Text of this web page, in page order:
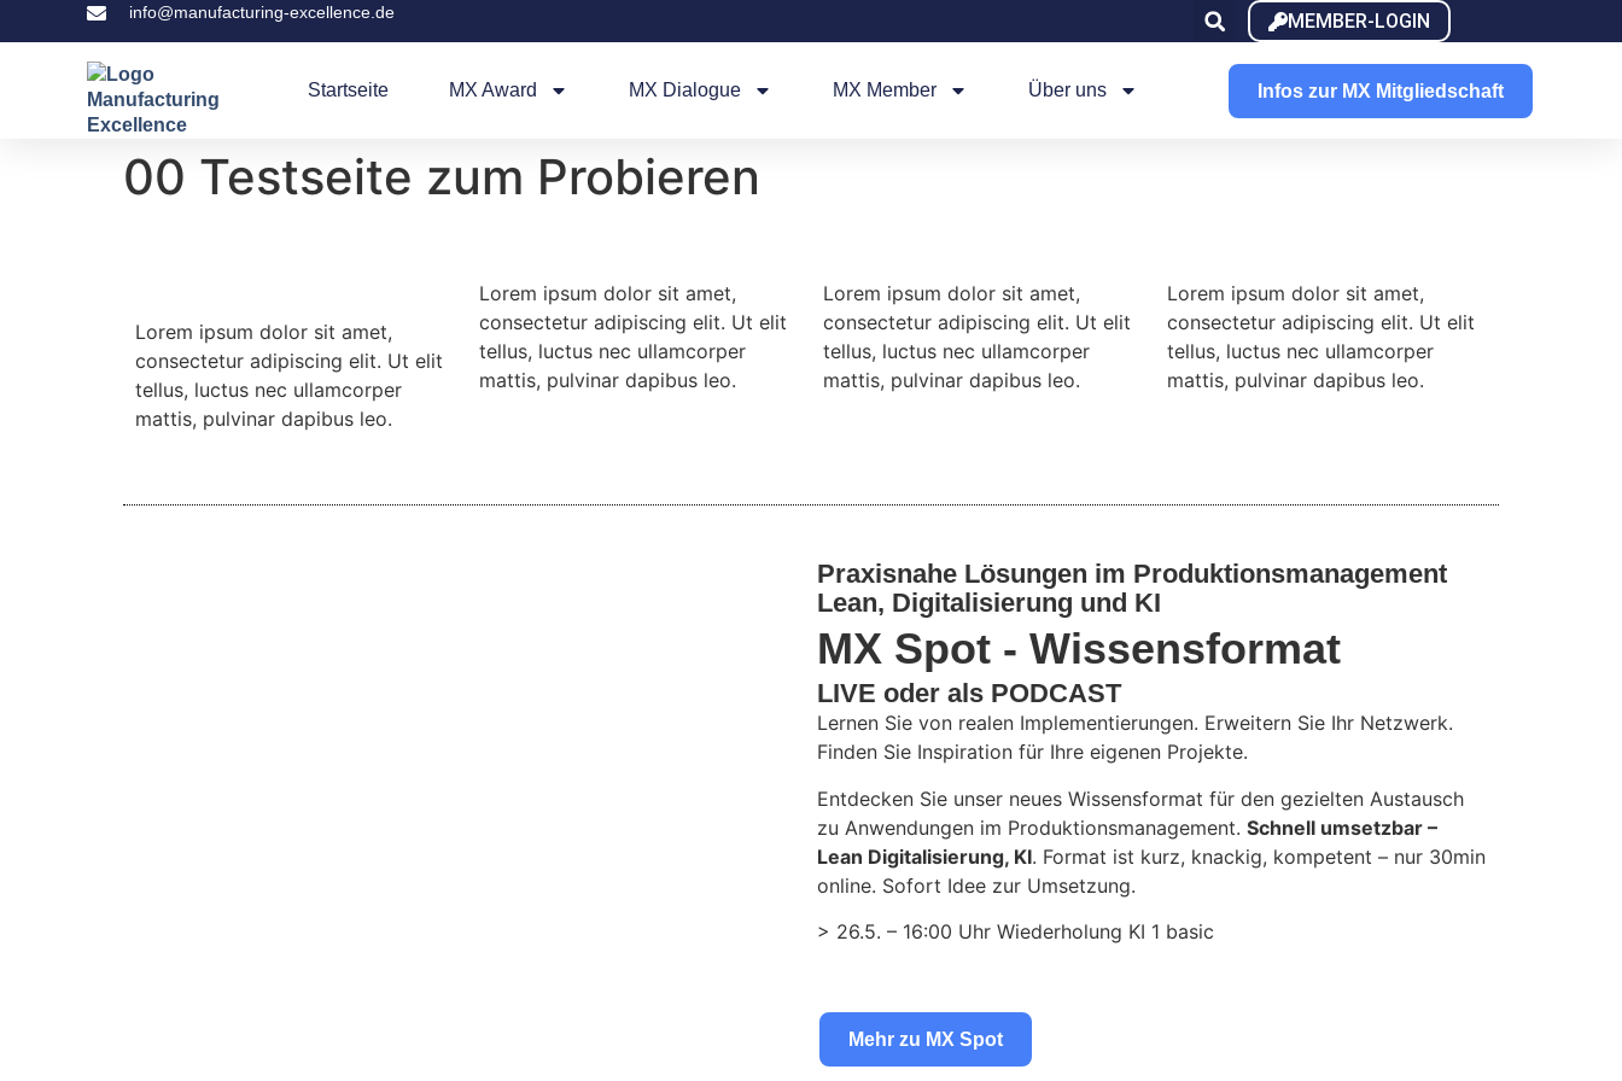
info@manufacturing-excellence.de MEMBER-LOGIN
Startseite MX Award MX Dialogue MX Member Über uns Infos zur MX Mitgliedschaft
00 Testseite zum Probieren
Lorem ipsum dolor sit amet,
consectetur adipiscing elit. Ut elit
tellus, luctus nec ullamcorper
mattis, pulvinar dapibus leo.
Lorem ipsum dolor sit amet,
consectetur adipiscing elit. Ut elit
tellus, luctus nec ullamcorper
mattis, pulvinar dapibus leo.
Lorem ipsum dolor sit amet,
consectetur adipiscing elit. Ut elit
tellus, luctus nec ullamcorper
mattis, pulvinar dapibus leo.
Lorem ipsum dolor sit amet,
consectetur adipiscing elit. Ut elit
tellus, luctus nec ullamcorper
mattis, pulvinar dapibus leo.
Praxisnahe Lösungen im Produktionsmanagement
Lean, Digitalisierung und KI
MX Spot - Wissensformat
LIVE oder als PODCAST
Lernen Sie von realen Implementierungen. Erweitern Sie Ihr Netzwerk.
Finden Sie Inspiration für Ihre eigenen Projekte.
Entdecken Sie unser neues Wissensformat für den gezielten Austausch
zu Anwendungen im Produktionsmanagement. Schnell umsetzbar –
Lean Digitalisierung, KI. Format ist kurz, knackig, kompetent – nur 30min
online. Sofort Idee zur Umsetzung.
> 26.5. – 16:00 Uhr Wiederholung KI 1 basic
Mehr zu MX Spot